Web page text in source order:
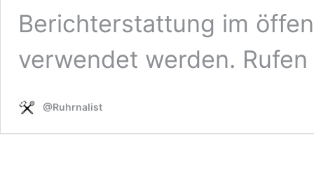
Berichterstattung im
verwendet werden.
@Ruhrnalist